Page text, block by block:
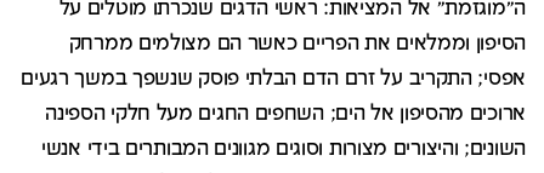
ה"מוגזמת" אל המציאות: ראשי הדגים שנכרתו מוטלים על
הסיפון וממלאים את הפריים כאשר הם מצולמים ממרחק
אפסי; התקריב על זרם הדם הבלתי פוסק שנשפך במשך רגעים
ארוכים מהסיפון אל הים; השחפים החגים מעל חלקי הספינה
השונים; והיצורים מצורות וסוגים מגוונים המבותרים בידי אנשי